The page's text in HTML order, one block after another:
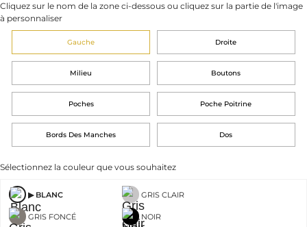
Cliquez sur le nom de la zone ci-dessous ou cliquez sur la partie de l'image
à personnaliser
Gauche Droite
Milieu Boutons
Poches Poche Poitrine
Bords Des Manches Dos
Sélectionnez la couleur que vous souhaitez
BLANC GRIS CLAIR
GRIS FONCÉ NOIR